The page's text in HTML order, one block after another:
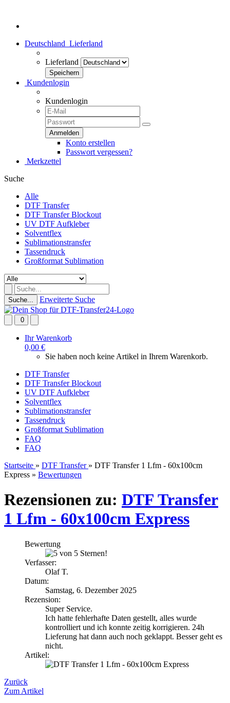
Deutschland Lieferland
Lieferland
Kundenlogin
Kundenlogin
Konto erstellen
Passwort vergessen?
Merkzettel
Suche
Alle
DTF Transfer
DTF Transfer Blockout
UV DTF Aufkleber
Solventflex
Sublimationstransfer
Tassendruck
Großformat Sublimation
Suche... Erweiterte Suche
0
Ihr Warenkorb
0,00 €
Sie haben noch keine Artikel in Ihrem Warenkorb.
DTF Transfer
DTF Transfer Blockout
UV DTF Aufkleber
Solventflex
Sublimationstransfer
Tassendruck
Großformat Sublimation
FAQ
FAQ
Startseite » DTF Transfer » DTF Transfer 1 Lfm - 60x100cm
Express » Bewertungen
Rezensionen zu: DTF Transfer
1 Lfm - 60x100cm Express
Bewertung
Verfasser:
Olaf T.
Datum:
Samstag, 6. Dezember 2025
Rezension:
Super Service.
Ich hatte fehlerhafte Daten gestellt, alles wurde
kontrolliert und ich konnte zeitig korrigieren. 24h
Lieferung hat dann auch noch geklappt. Besser geht es
nicht.
Artikel:
Zurück
Zum Artikel